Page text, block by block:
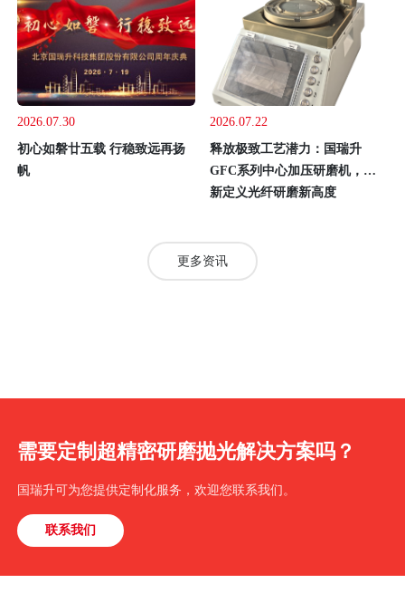
2026.07.30
初心如磐廿五载 行稳致远再扬
帆
2026.07.22
释放极致工艺潜力：国瑞升
GFC系列中心加压研磨机，重
新定义光纤研磨新高度
更多资讯
需要定制超精密研磨抛光解决方案吗？
国瑞升可为您提供定制化服务，欢迎您联系我们。
联系我们